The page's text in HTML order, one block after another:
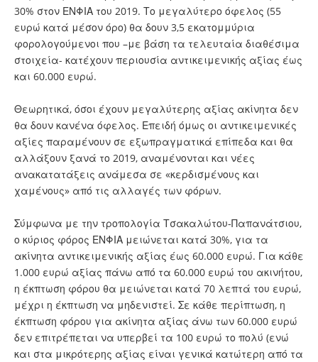
30% στον ΕΝΦΙΑ του 2019. Το μεγαλύτερο όφελος (55
ευρώ κατά μέσον όρο) θα δουν 3,5 εκατομμύρια
φορολογούμενοι που –με βάση τα τελευταία διαθέσιμα
στοιχεία- κατέχουν περιουσία αντικειμενικής αξίας έως
και 60.000 ευρώ.
Θεωρητικά, όσοι έχουν μεγαλύτερης αξίας ακίνητα δεν
θα δουν κανένα όφελος. Επειδή όμως οι αντικειμενικές
αξίες παραμένουν σε εξωπραγματικά επίπεδα και θα
αλλάξουν ξανά το 2019, αναμένονται και νέες
ανακατατάξεις ανάμεσα σε «κερδισμένους και
χαμένους» από τις αλλαγές των φόρων.
Σύμφωνα με την τροπολογία Τσακαλώτου-Παπανάτσιου,
ο κύριος φόρος ΕΝΦΙΑ μειώνεται κατά 30%, για τα
ακίνητα αντικειμενικής αξίας έως 60.000 ευρώ. Για κάθε
1.000 ευρώ αξίας πάνω από τα 60.000 ευρώ του ακινήτου,
η έκπτωση φόρου θα μειώνεται κατά 70 λεπτά του ευρώ,
μέχρι η έκπτωση να μηδενιστεί. Σε κάθε περίπτωση, η
έκπτωση φόρου για ακίνητα αξίας άνω των 60.000 ευρώ
δεν επιτρέπεται να υπερβεί τα 100 ευρώ το πολύ (ενώ
και στα μικρότερης αξίας είναι γενικά κατώτερη από τα